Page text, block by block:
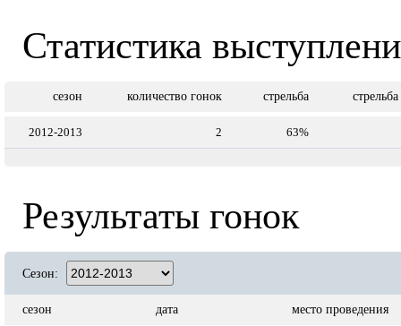
Статистика
сезон количество гонок стрельба
2012-2013 2 63%
Результаты гонок
Сезон:
сезон дата место проведения